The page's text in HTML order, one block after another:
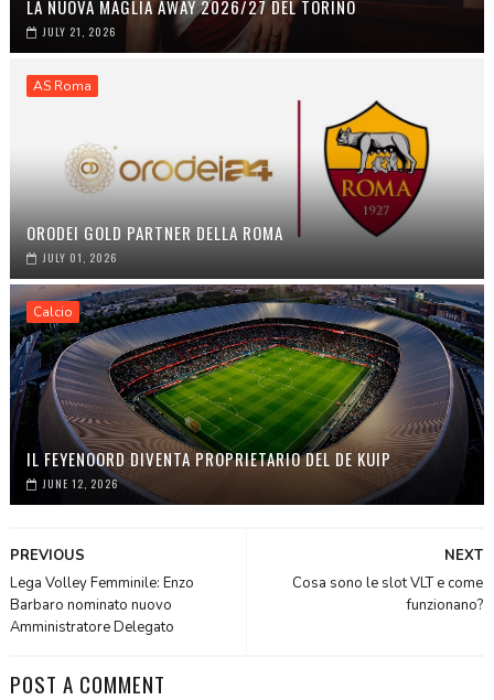
LA NUOVA MAGLIA AWAY 2026/27 DEL TORINO
JULY 21, 2026
AS Roma
ORODEI GOLD PARTNER DELLA ROMA
JULY 01, 2026
Calcio
IL FEYENOORD DIVENTA PROPRIETARIO DEL DE KUIP
JUNE 12, 2026
NEXT
Cosa sono le slot VLT e come
funzionano?
PREVIOUS
Lega Volley Femminile: Enzo
Barbaro nominato nuovo
Amministratore Delegato
POST A COMMENT